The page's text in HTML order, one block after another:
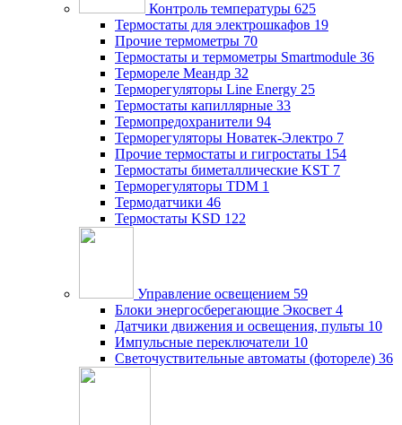
Контроль температуры 625
Термостаты для электрошкафов 19
Прочие термометры 70
Термостаты и термометры Smartmodule 36
Термореле Меандр 32
Терморегуляторы Line Energy 25
Термостаты капиллярные 33
Термопредохранители 94
Терморегуляторы Новатек-Электро 7
Прочие термостаты и гигростаты 154
Термостаты биметаллические KST 7
Терморегуляторы TDM 1
Термодатчики 46
Термостаты KSD 122
Управление освещением 59
Блоки энергосберегающие Экосвет 4
Датчики движения и освещения, пульты 10
Импульсные переключатели 10
Светочуствительные автоматы (фотореле) 36